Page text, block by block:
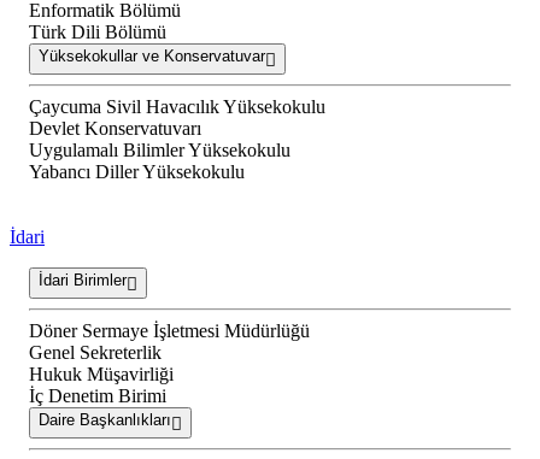
Enformatik Bölümü
Türk Dili Bölümü
Yüksekokullar ve Konservatuvar
Çaycuma Sivil Havacılık Yüksekokulu
Devlet Konservatuvarı
Uygulamalı Bilimler Yüksekokulu
Yabancı Diller Yüksekokulu
İdari
İdari Birimler
Döner Sermaye İşletmesi Müdürlüğü
Genel Sekreterlik
Hukuk Müşavirliği
İç Denetim Birimi
Daire Başkanlıkları